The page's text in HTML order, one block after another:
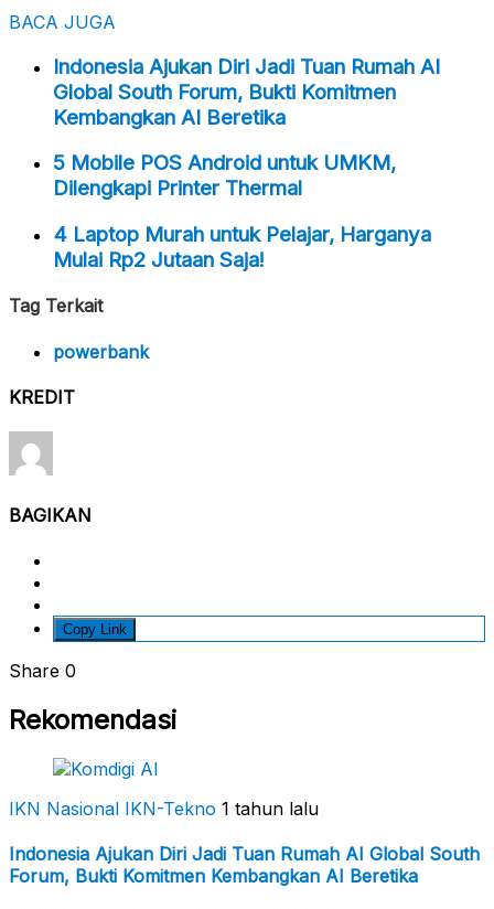
BACA JUGA
Indonesia Ajukan Diri Jadi Tuan Rumah AI
Global South Forum, Bukti Komitmen
Kembangkan AI Beretika
5 Mobile POS Android untuk UMKM,
Dilengkapi Printer Thermal
4 Laptop Murah untuk Pelajar, Harganya
Mulai Rp2 Jutaan Saja!
Tag Terkait
powerbank
KREDIT
BAGIKAN
Copy Link
Share 0
Rekomendasi
IKN Nasional IKN-Tekno 1 tahun lalu
Indonesia Ajukan Diri Jadi Tuan Rumah AI Global South
Forum, Bukti Komitmen Kembangkan AI Beretika